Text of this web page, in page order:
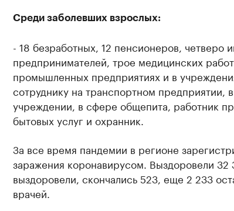
Среди заболевших взрослых:
- 18 безработных, 12 пенсионеров, четверо
предпринимателей, трое медицинских
промышленных предприятиях и в
сотруднику на транспортном предприятии,
учреждении, в сфере общепита, работник
бытовых услуг и охранник.
За все время пандемии в регионе
заражения коронавирусом. Выздоровели 32
выздоровели, скончались 523, еще 2 233
врачей.